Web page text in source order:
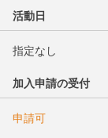
活動日
指定なし
加入申請の受付
申請可